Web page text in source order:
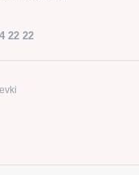
22 22